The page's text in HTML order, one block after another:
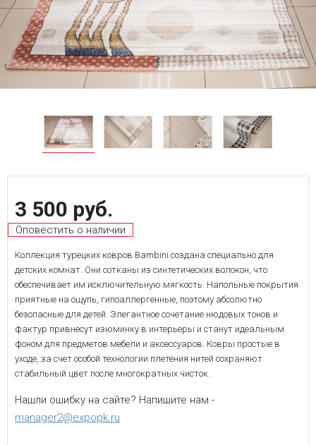
3 500 руб.
Оповестить о наличии
Коллекция турецких ковров Bambini создана специально для
детских комнат. Они сотканы из синтетических волокон, что
обеспечивает им исключительную мягкость. Напольные покрытия
приятные на ощупь, гипоаллергенные, поэтому абсолютно
безопасные для детей. Элегантное сочетание нюдовых тонов и
фактур привнесут изюминку в интерьеры и станут идеальным
фоном для предметов мебели и аксессуаров. Ковры простые в
уходе, за счет особой технологии плетения нитей сохраняют
стабильный цвет после многократных чисток.
Нашли ошибку на сайте? Напишите нам -
manager2@expopk.ru